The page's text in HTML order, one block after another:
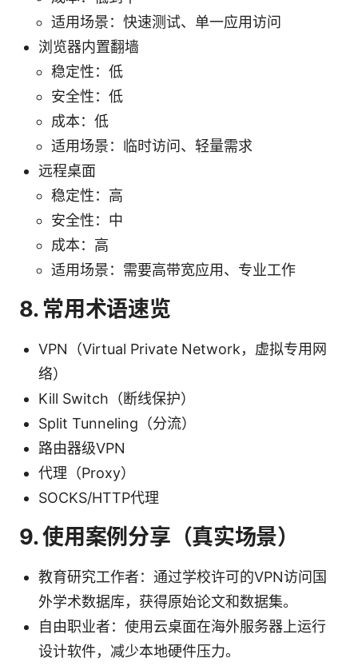
适用场景：快速测试、单一应用访问
浏览器内置翻墙
稳定性：低
安全性：低
成本：低
适用场景：临时访问、轻量需求
远程桌面
稳定性：高
安全性：中
成本：高
适用场景：需要高带宽应用、专业工作
8. 常用术语速览
VPN（Virtual Private Network，虚拟专用网
络）
Kill Switch（断线保护）
Split Tunneling（分流）
路由器级VPN
代理（Proxy）
SOCKS/HTTP代理
9. 使用案例分享（真实场景）
教育研究工作者：通过学校许可的VPN访问国
外学术数据库，获得原始论文和数据集。
自由职业者：使用云桌面在海外服务器上运行
设计软件，减少本地硬件压力。